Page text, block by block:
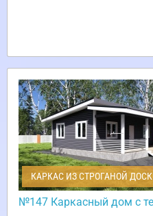
КАРКАС ИЗ СТРОГАНОЙ
№147 Каркасный дом с